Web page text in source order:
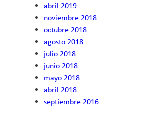
abril 2019
noviembre 2018
octubre 2018
agosto 2018
julio 2018
junio 2018
mayo 2018
abril 2018
septiembre 2016